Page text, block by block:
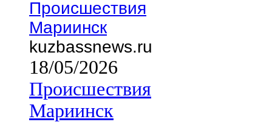
Происшествия
Мариинск
kuzbassnews.ru
18/05/2026
Происшествия
Мариинск